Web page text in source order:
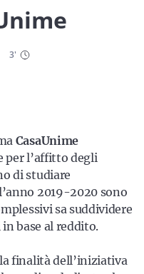
news, iscriviti alla
3'
CasaUnime
per l’affitto degli
di studiare
2019-2020 sono
sa suddividere
base al reddito.
finalità dell’iniziativa